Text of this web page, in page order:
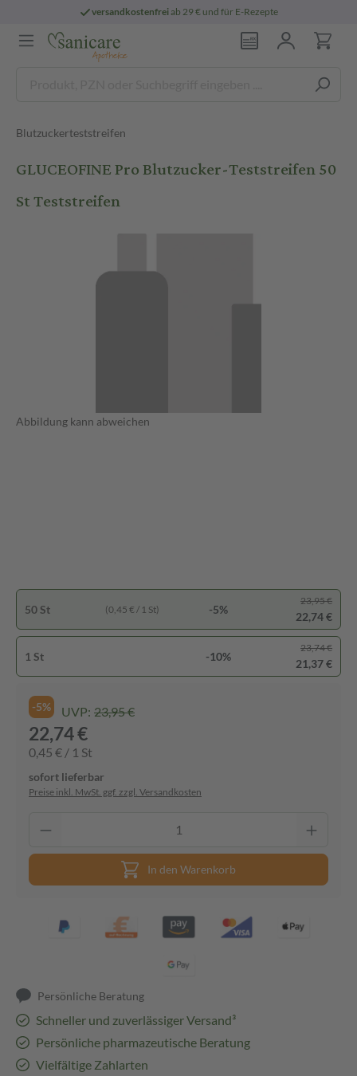
versandkostenfreiab 29 € und für E-Rezepte
Blutzuckerteststreifen
GLUCEOFINE Pro Blutzucker-Teststreifen 50
St Teststreifen
Abbildung kann abweichen
50 St (0,45 € / 1 St) -5%
23,95 €
22,74 €
1 St -10%
23,74 €
21,37 €
-5% UVP: 23,95 €
22,74 €
0,45 € / 1 St
sofort lieferbar
Preise inkl. MwSt. ggf. zzgl. Versandkosten
In den Warenkorb
Persönliche Beratung
Schneller und zuverlässiger Versand³
Persönliche pharmazeutische Beratung
Vielfältige Zahlarten